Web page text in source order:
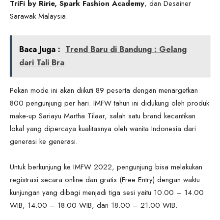
TriFi by Ririe, Spark Fashion Academy, dan Desainer
Sarawak Malaysia.
Baca Juga : Trend Baru di Bandung : Gelang
dari Tali Bra
Pekan mode ini akan diikuti 89 peserta dengan menargetkan
800 pengunjung per hari. IMFW tahun ini didukung oleh produk
make-up Sariayu Martha Tilaar, salah satu brand kecantikan
lokal yang dipercaya kualitasnya oleh wanita Indonesia dari
generasi ke generasi.
Untuk berkunjung ke IMFW 2022, pengunjung bisa melakukan
registrasi secara online dan gratis (Free Entry) dengan waktu
kunjungan yang dibagi menjadi tiga sesi yaitu 10.00 – 14.00
WIB, 14.00 – 18.00 WIB, dan 18.00 – 21.00 WIB.